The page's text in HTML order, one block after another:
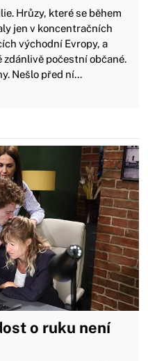
Hrůzy, které se během
jen v koncentračních
východní Evropy, a
zdánlivě počestní občané.
Nešlo před ní...
o ruku není